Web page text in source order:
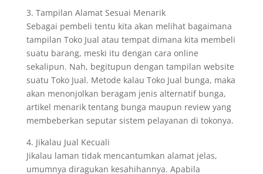
3. Tampilan Alamat Sesuai Menarik
Sebagai pembeli tentu kita akan melihat bagaimana
tampilan Toko Jual atau tempat dimana kita membeli
suatu barang, meski itu dengan cara online
sekalipun. Nah, begitupun dengan tampilan website
suatu Toko Jual. Metode kalau Toko Jual bunga, maka
akan menonjolkan beragam jenis alternatif bunga,
artikel menarik tentang bunga maupun review yang
membeberkan seputar sistem pelayanan di tokonya.
4. Jikalau Jual Kecuali
Jikalau laman tidak mencantumkan alamat jelas,
umumnya diragukan kesahihannya. Apabila